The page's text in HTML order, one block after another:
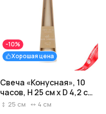
Хорошая цена
-10%
Свеча «Конусная», 10
часов, H 25 см x D 4,2 см,
кремовый
25 см 4 см